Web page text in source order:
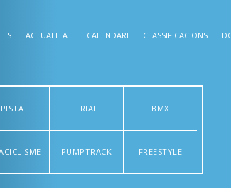
ACTUALITAT CALENDARI CLASSIFICACIONS
PISTA TRIAL BMX
PUMPTRACK FREESTYLE